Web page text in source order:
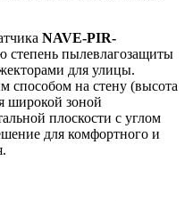
NAVE-PIR-
степень пылевлагозащиты
для улицы.
способом на стену (высота
широкой зоной
плоскости с углом
для комфортного и